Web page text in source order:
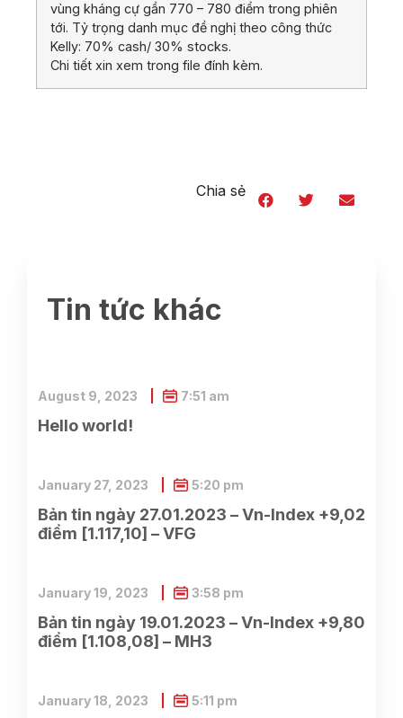
vùng kháng cự gần 770 – 780 điểm trong phiên
tới. Tỷ trọng danh mục đề nghị theo công thức
Kelly: 70% cash/ 30% stocks.
Chi tiết xin xem trong file đính kèm.
Chia sẻ
Tin tức khác
Hello world!
August 9, 2023 7:51 am
Bản tin ngày 27.01.2023 – Vn-Index +9,02
điểm [1.117,10] – VFG
January 27, 2023 5:20 pm
Bản tin ngày 19.01.2023 – Vn-Index +9,80
điểm [1.108,08] – MH3
January 19, 2023 3:58 pm
January 18, 2023 5:11 pm